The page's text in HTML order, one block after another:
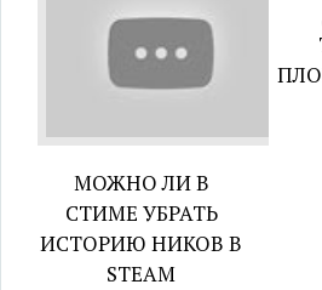
МОЖНО ЛИ В
СТИМЕ УБРАТЬ
ИСТОРИЮ НИКОВ В
STEAM